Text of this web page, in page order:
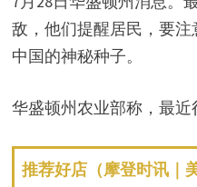
敌，他们提醒居民，要
中国的神秘种子。
华盛顿州农业部称，最近
推荐好店（摩登时讯｜